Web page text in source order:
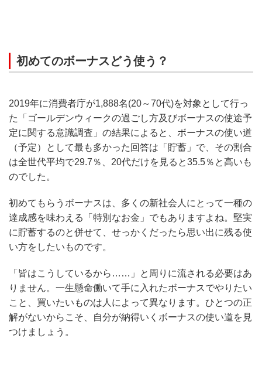
初めてのボーナスどう使う？
2019年に消費者庁が1,888名(20～70代)を対象として行っ
た「ゴールデンウィークの過ごし方及びボーナスの使途予
定に関する意識調査」の結果によると、ボーナスの使い道
（予定）として最も多かった回答は「貯蓄」で、その割合
は全世代平均で29.7％、20代だけを見ると35.5％と高いも
のでした。
初めてもらうボーナスは、多くの新社会人にとって一種の
達成感を味わえる「特別なお金」でもありますよね。堅実
に貯蓄するのと併せて、せっかくだったら思い出に残る使
い方をしたいものです。
「皆はこうしているから……」と周りに流される必要はあ
りません。一生懸命働いて手に入れたボーナスでやりたい
こと、買いたいものは人によって異なります。ひとつの正
解がないからこそ、自分が納得いくボーナスの使い道を見
つけましょう。